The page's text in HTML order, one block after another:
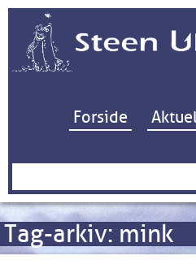
Forside
Søg
Tag-arkiv: mink